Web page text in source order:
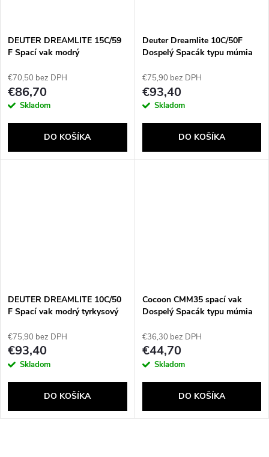
DEUTER DREAMLITE 15C/59
F Spací vak modrý
€70,50 bez DPH
€86,70
Skladom
DO KOŠÍKA
Deuter Dreamlite 10C/50F
Dospelý Spacák typu múmia
€75,90 bez DPH
€93,40
Skladom
DO KOŠÍKA
DEUTER DREAMLITE 10C/50
F Spací vak modrý tyrkysový
€75,90 bez DPH
€93,40
Skladom
DO KOŠÍKA
Cocoon CMM35 spací vak
Dospelý Spacák typu múmia
€36,30 bez DPH
€44,70
Skladom
DO KOŠÍKA